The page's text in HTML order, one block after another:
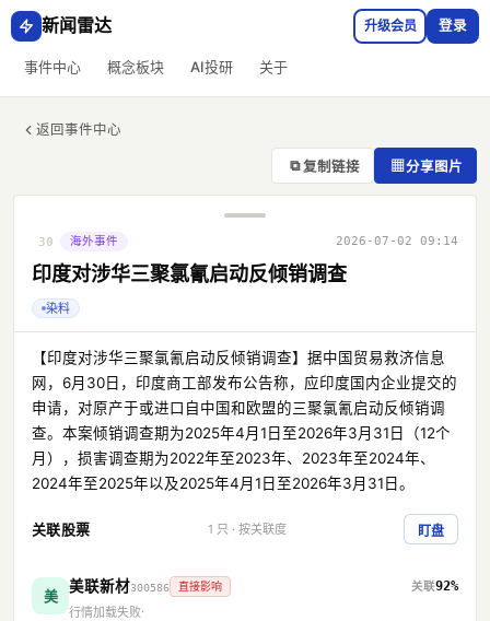
新闻雷达
事件中心 概念板块 AI投研 关于
升级会员 登录
返回事件中心
⧉ 复制链接 ▦分享图片
30 海外事件 2026-07-02 09:14
印度对涉华三聚氯氰启动反倾销调查
染料
【印度对涉华三聚氯氰启动反倾销调查】据中国贸易救济信息
网，6月30日，印度商工部发布公告称，应印度国内企业提交的
申请，对原产于或进口自中国和欧盟的三聚氯氰启动反倾销调
查。本案倾销调查期为2025年4月1日至2026年3月31日（12个
月），损害调查期为2022年至2023年、2023年至2024年、
2024年至2025年以及2025年4月1日至2026年3月31日。
关联股票 1 只 · 按关联度 盯盘
美
美联新材300586 直接影响
92%
行情加载失败